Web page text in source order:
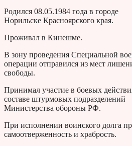
Родился 08.05.1984 года в городе
Норильске Красноярского края.
Проживал в Кинешме.
В зону проведения Специальной
операции отправился из мест
свободы.
Принимал участие в боевых
составе штурмовых подразделений
Министерства обороны РФ.
При исполнении воинского долга
самоотверженность и храбрость.